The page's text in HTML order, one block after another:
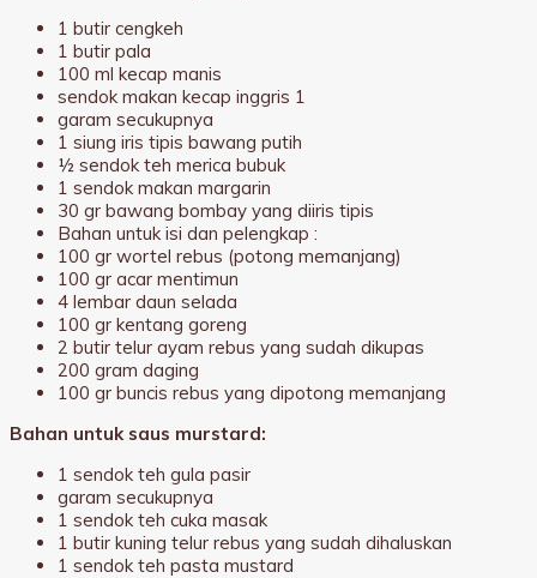
1 butir cengkeh
1 butir pala
100 ml kecap manis
sendok makan kecap inggris 1
garam secukupnya
1 siung iris tipis bawang putih
½ sendok teh merica bubuk
1 sendok makan margarin
30 gr bawang bombay yang diiris tipis
Bahan untuk isi dan pelengkap :
100 gr wortel rebus (potong memanjang)
100 gr acar mentimun
4 lembar daun selada
100 gr kentang goreng
2 butir telur ayam rebus yang sudah dikupas
200 gram daging
100 gr buncis rebus yang dipotong memanjang
Bahan untuk saus murstard:
1 sendok teh gula pasir
garam secukupnya
1 sendok teh cuka masak
1 butir kuning telur rebus yang sudah dihaluskan
1 sendok teh pasta mustard